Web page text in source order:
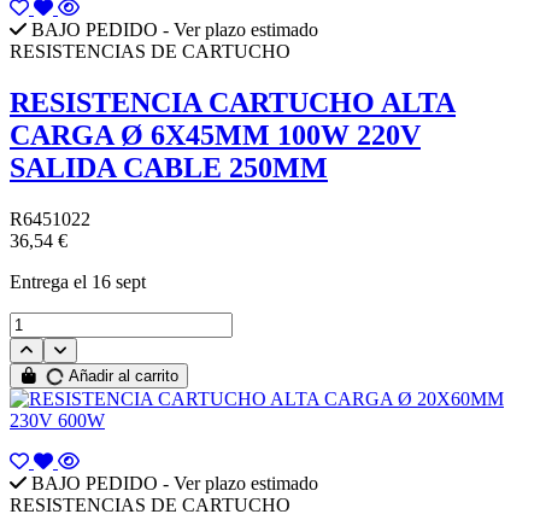
BAJO PEDIDO - Ver plazo estimado
RESISTENCIAS DE CARTUCHO
RESISTENCIA CARTUCHO ALTA
CARGA Ø 6X45MM 100W 220V
SALIDA CABLE 250MM
R6451022
36,54 €
Entrega el 16 sept
Añadir al carrito
BAJO PEDIDO - Ver plazo estimado
RESISTENCIAS DE CARTUCHO